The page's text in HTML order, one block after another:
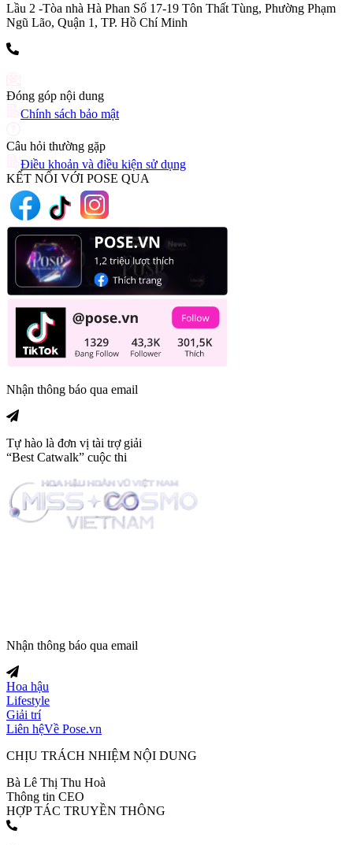
Lầu 2 -Tòa nhà Hà Phan Số 17-19 Tôn Thất Tùng, Phường Phạm
Ngũ Lão, Quận 1, TP. Hồ Chí Minh
Đóng góp nội dung
Chính sách bảo mật
Câu hỏi thường gặp
Điều khoản và điều kiện sử dụng
KẾT NỐI VỚI POSE QUA
Nhận thông báo qua email
Tự hào là đơn vị tài trợ giải
“Best Catwalk” cuộc thi
Nhận thông báo qua email
Hoa hậu
Lifestyle
Giải trí
Liên hệVề Pose.vn
CHỊU TRÁCH NHIỆM NỘI DUNG
Bà Lê Thị Thu Hoà
Thông tin CEO
HỢP TÁC TRUYỀN THÔNG